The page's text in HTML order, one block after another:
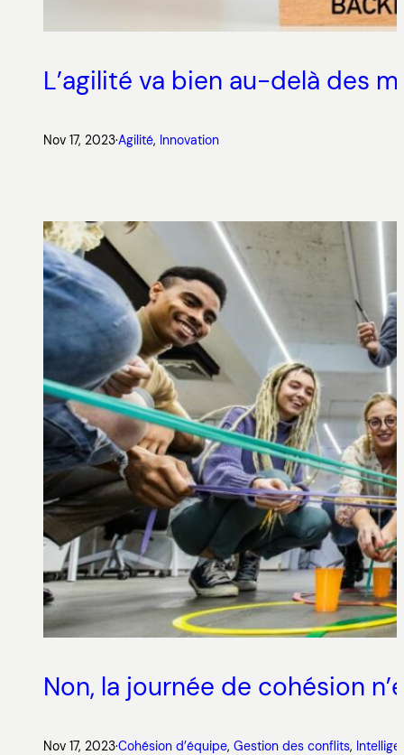
L’agilité va bien au-delà des
Nov 17, 2023·Agilité, Innovation
Non, la journée de cohésion
Nov 17, 2023·Cohésion d’équipe, Gestion des conflits,